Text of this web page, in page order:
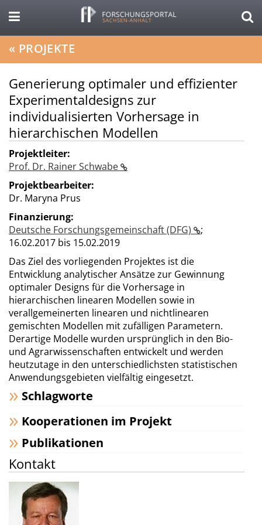
« PROJEKTE
Generierung optimaler und effizienter
Experimentaldesigns zur
individualisierten Vorhersage in
hierarchischen Modellen
Projektleiter:
Prof. Dr. Rainer Schwabe
Projektbearbeiter:
Dr. Maryna Prus
Finanzierung:
Deutsche Forschungsgemeinschaft (DFG)
;
16.02.2017 bis 15.02.2019
Das Ziel des vorliegenden Projektes ist die
Entwicklung analytischer Ansätze zur Gewinnung
optimaler Designs für die Vorhersage in
hierarchischen linearen Modellen sowie in
verallgemeinerten linearen und nichtlinearen
gemischten Modellen mit zufälligen Parametern.
Derartige Modelle wurden ursprünglich in den Bio-
und Agrarwissenschaften entwickelt und werden
heutzutage in den unterschiedlichsten statistischen
Anwendungsgebieten vielfältig eingesetzt.
Schlagworte
Kooperationen im Projekt
Publikationen
Kontakt